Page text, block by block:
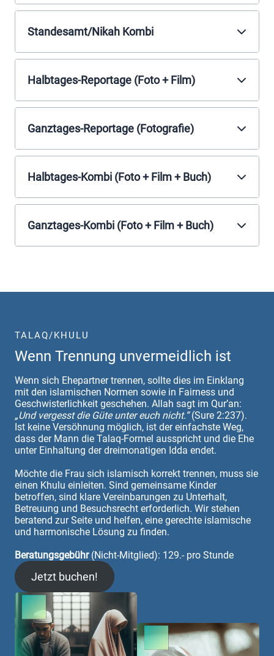
Standesamt/Nikah Kombi
Halbtages-Reportage (Foto + Film)
Ganztages-Reportage (Fotografie)
Halbtages-Kombi (Foto + Film + Buch)
Ganztages-Kombi (Foto + Film + Buch)
TALAQ/KHULU
Wenn Trennung unvermeidlich ist
Wenn sich Ehepartner trennen, sollte dies im Einklang
mit den islamischen Normen sowie in Fairness und
Geschwisterlichkeit geschehen. Allah sagt im Qur’an:
„Und vergesst die Güte unter euch nicht.“(Sure 2:237).
Ist keine Versöhnung möglich, ist der einfachste Weg,
dass der Mann die Talaq-Formel ausspricht und die Ehe
unter Einhaltung der dreimonatigen Idda endet.
Möchte die Frau sich islamisch korrekt trennen, muss sie
einen Khulu einleiten. Sind gemeinsame Kinder
betroffen, sind klare Vereinbarungen zu Unterhalt,
Betreuung und Besuchsrecht erforderlich. Wir stehen
beratend zur Seite und helfen, eine gerechte islamische
und harmonische Lösung zu finden.
Beratungsgebühr(Nicht-Mitglied): 129.- pro Stunde
Jetzt buchen!